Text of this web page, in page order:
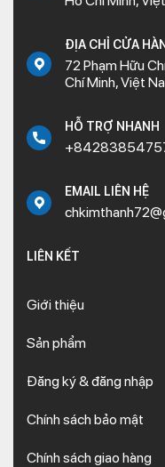
ĐỊA CHỈ CỬA
72 Phạm Hữu
Chí Minh, Việt
HỖ TRỢ NHANH
EMAIL LIÊN HỆ
LIÊN KẾT
Giới thiệu
Sản phẩm
Đăng ký & đăng nhập
Chính sách bảo mật
Chính sách giao hàng